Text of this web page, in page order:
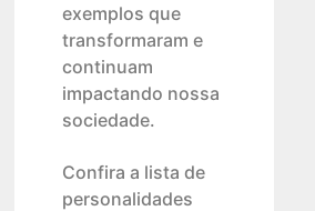
exemplos que
transformaram e
continuam
impactando nossa
sociedade.
Confira a lista de
personalidades